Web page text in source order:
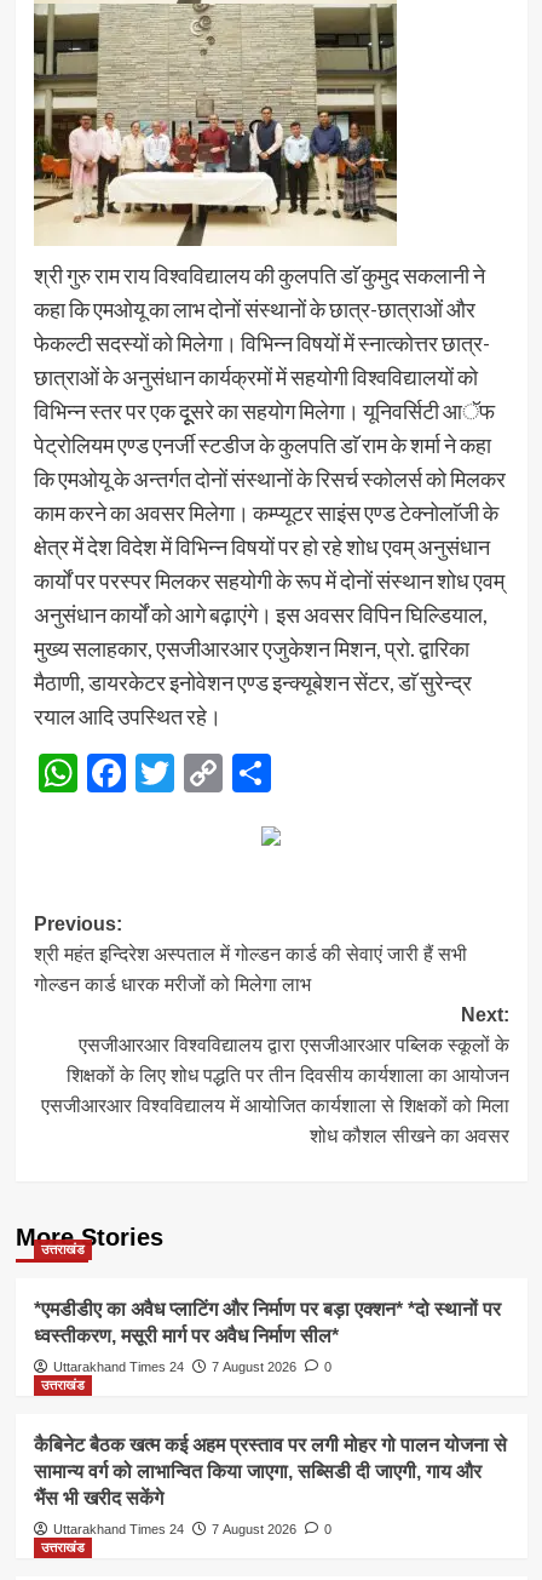
श्री गुरु राम राय विश्वविद्यालय की कुलपति डाॅ कुमुद सकलानी ने
कहा कि एमओयू का लाभ दोनों संस्थानों के छात्र-छात्राओं और
फेकल्टी सदस्यों को मिलेगा। विभिन्न विषयों में स्नात्कोत्तर छात्र-
छात्राओं के अनुसंधान कार्यक्रमों में सहयोगी विश्वविद्यालयों को
विभिन्न स्तर पर एक दूूसरे का सहयोग मिलेगा। यूनिवर्सिटी आॅफ
पेट्रोलियम एण्ड एनर्जी स्टडीज के कुलपति डाॅ राम के शर्मा ने कहा
कि एमओयू के अन्तर्गत दोनों संस्थानों के रिसर्च स्कोलर्स को मिलकर
काम करने का अवसर मिलेगा। कम्प्यूटर साइंस एण्ड टेक्नोलाॅजी के
क्षेत्र में देश विदेश में विभिन्न विषयों पर हो रहे शोध एवम् अनुसंधान
कार्यों पर परस्पर मिलकर सहयोगी के रूप में दोनों संस्थान शोध एवम्
अनुसंधान कार्यों को आगे बढ़ाएंगे। इस अवसर विपिन घिल्डियाल,
मुख्य सलाहकार, एसजीआरआर एजुकेशन मिशन, प्रो. द्वारिका
मैठाणी, डायरकेटर इनोवेशन एण्ड इन्क्यूबेशन सेंटर, डाॅ सुरेन्द्र
रयाल आदि उपस्थित रहे।
WhatsApp
Facebook
Twitter
CopyShare
Post
navigation
Previous:
श्री महंत इन्दिरेश अस्पताल में गोल्डन कार्ड की सेवाएं जारी हैं सभी
गोल्डन कार्ड धारक मरीजों को मिलेगा लाभ
Next:
एसजीआरआर विश्वविद्यालय द्वारा एसजीआरआर पब्लिक स्कूलों के
शिक्षकों के लिए शोध पद्धति पर तीन दिवसीय कार्यशाला का आयोजन
एसजीआरआर विश्वविद्यालय में आयोजित कार्यशाला से शिक्षकों को मिला
शोध कौशल सीखने का अवसर
More Stories
उत्तराखंड
*एमडीडीए का अवैध प्लाटिंग और निर्माण पर बड़ा एक्शन* *दो स्थानों पर
ध्वस्तीकरण, मसूरी मार्ग पर अवैध निर्माण सील*
Uttarakhand Times 24 7 August 2026
0
उत्तराखंड
कैबिनेट बैठक खत्म कई अहम प्रस्ताव पर लगी मोहर गो पालन योजना से
सामान्य वर्ग को लाभान्वित किया जाएगा, सब्सिडी दी जाएगी, गाय और
भैंस भी खरीद सकेंगे
Uttarakhand Times 24 7 August 2026
0
उत्तराखंड